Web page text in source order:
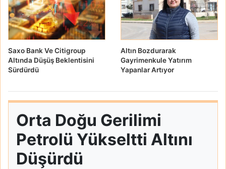
Saxo Bank Ve Citigroup
Altında Düşüş Beklentisini
Sürdürdü
Altın Bozdurarak
Gayrimenkule Yatırım
Yapanlar Artıyor
Orta Doğu Gerilimi
Petrolü Yükseltti Altını
Düşürdü